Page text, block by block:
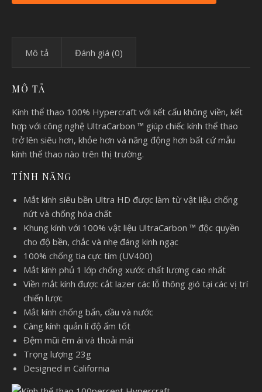
Mô tả Đánh giá (0)
MÔ TẢ
Kính thể thao 100% Hypercraft với kết cấu không viền, kết
hợp với công nghệ UltraCarbon ™ giúp chiếc kính thể thao
trở lên siêu hơn, khỏe hơn và năng động hơn bất cứ mẫu
kính thể thao nào trên thị trường.
TÍNH NĂNG
Mắt kính siêu bền Ultra HD được làm từ vật liệu chống
nứt và chống hóa chất
Khung kính với 100% vật liệu UltraCarbon ™ độc quyền
cho độ bền, chắc và nhẹ đáng kinh ngạc
100% chống tia cực tím (UV400)
Mắt kính phủ 1 lớp chống xước chất lượng cao nhất
Viền mắt kính được cắt lazer các lỗ thông gió tại các vị trí
chiến lược
Mắt kính chống bẩn, dầu và nước
Càng kính quản lí độ ẩm tốt
Đệm mũi êm ái và thoải mái
Trọng lượng 23g
Designed in California